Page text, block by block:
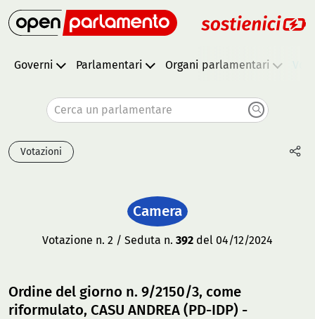
Governi Parlamentari Organi parlamentari
Cerca un parlamentare
Votazioni
Camera
Votazione n. 2 / Seduta n. 392 del 04/12/2024
Ordine del giorno n. 9/2150/3, come
riformulato, CASU ANDREA (PD-IDP) -